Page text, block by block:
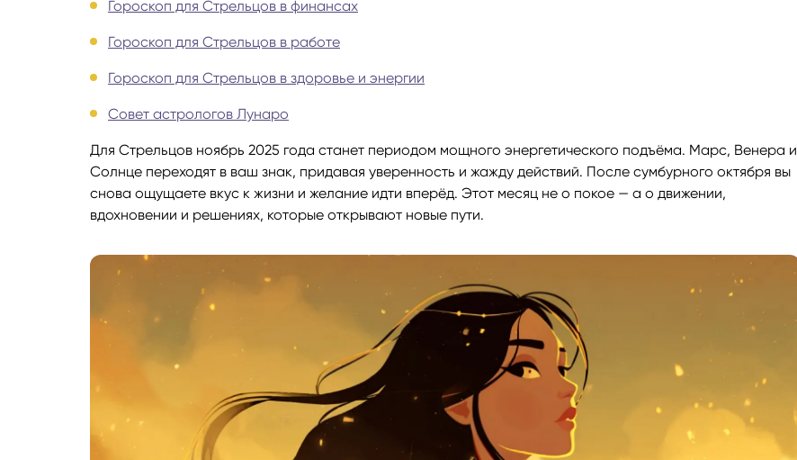
Чакрологи
Козерог
Рыбы
Расклад Таро на ситуацию
Расклад Таро на неделю
Расклад Таро на 2025 год
Гороскоп для Стрельцов в финансах
Гороскоп для Стрельцов в работе
Гороскоп для Стрельцов в здоровье и энергии
Совет астрологов Лунаро
Для Стрельцов ноябрь 2025 года станет периодом мощного энергетического подъёма. Марс, Венера и
Солнце переходят в ваш знак, придавая уверенность и жажду действий. После сумбурного октября вы
снова ощущаете вкус к жизни и желание идти вперёд. Этот месяц не о покое — а о движении,
вдохновении и решениях, которые открывают новые пути.